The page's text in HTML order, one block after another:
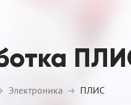
Электроника ПЛИС